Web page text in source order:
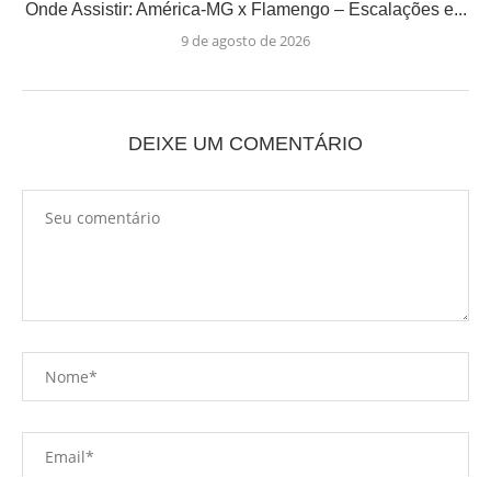
Onde Assistir: América-MG x Flamengo – Escalações e...
9 de agosto de 2026
DEIXE UM COMENTÁRIO